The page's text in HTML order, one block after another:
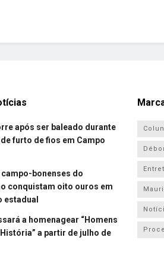
após ser baleado durante
furto de fios em Campo
campo-bonenses do
conquistam oito ouros em
estadual
a homenagear “Homens
a partir de julho de